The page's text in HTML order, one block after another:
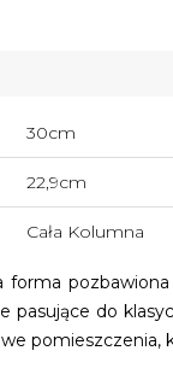
30cm
22,9cm
Cała Kolumna
forma
do